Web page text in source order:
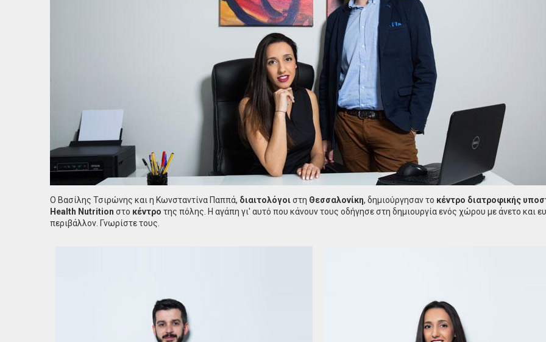
Ο Βασίλης Τσιρώνης και η Κωνσταντίνα Παππά, διαιτολόγοιστη Θεσσαλονίκη, δημιούργησαν το κέντρο διατροφικής
Health Nutrition στο κέντρο της πόλης. Η αγάπη γι' αυτό που κάνουν τους οδήγησε στη δημιουργία ενός χώρου με άνετο και
περιβάλλον. Γνωρίστε τους.